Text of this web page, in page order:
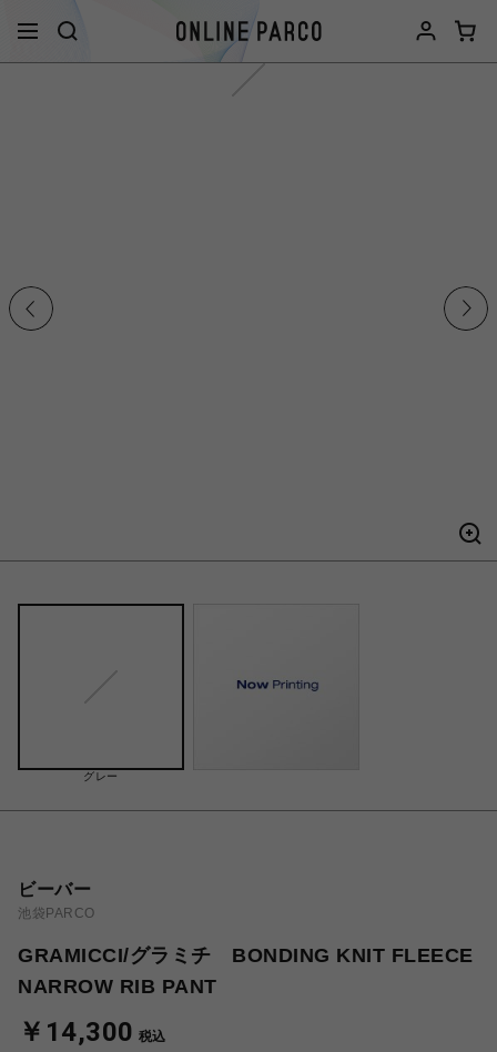
グレー
ビーバー
池袋PARCO
GRAMICCI/グラミチ BONDING KNIT FLEECE
NARROW RIB PANT
￥14,300 税込